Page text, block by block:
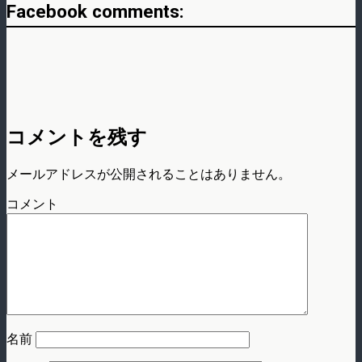
Facebook comments:
コメントを残す
メールアドレスが公開されることはありません。
コメント
名前